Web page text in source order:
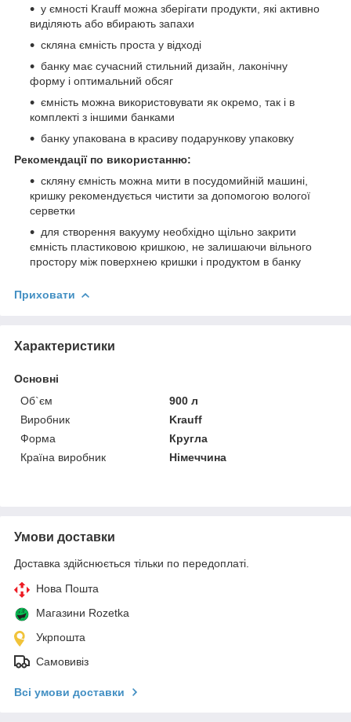
у ємності Krauff можна зберігати продукти, які активно
виділяють або вбирають запахи
скляна ємність проста у відході
банку має сучасний стильний дизайн, лаконічну
форму і оптимальний обсяг
ємність можна використовувати як окремо, так і в
комплекті з іншими банками
банку упакована в красиву подарункову упаковку
Рекомендації по використанню:
скляну ємність можна мити в посудомийній машині,
кришку рекомендується чистити за допомогою вологої
серветки
для створення вакууму необхідно щільно закрити
ємність пластиковою кришкою, не залишаючи вільного
простору між поверхнею кришки і продуктом в банку
Приховати
Характеристики
Основні
Об`єм
900 л
Виробник
Krauff
Форма
Кругла
Країна виробник
Німеччина
Умови доставки
Доставка здійснюється тільки по передоплаті.
Нова Пошта
Магазини Rozetka
Укрпошта
Самовивіз
Всі умови доставки